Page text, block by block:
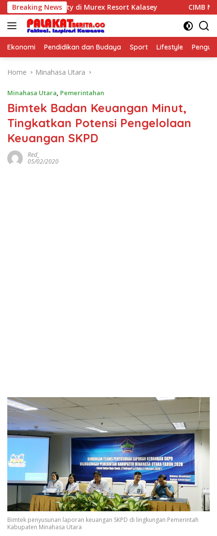
Skip
to
content
Breaking News
Hospitality di Murex Resort Kalasey CIMB Niaga
Ekonomi Pendidikan dan Budaya Sport Lifestyle
Home Minahasa Utara
Minahasa Utara, Pemerintahan
Bimtek Badan Keuangan Minut,
Tingkatkan Potensi Pengelolaan
Keuangan SKPD
Red_
05/02/2020
Bimtek penyusunan laporan keuangan SKPD di lingkungan Pemerintah
Kabupaten Minahasa Utara